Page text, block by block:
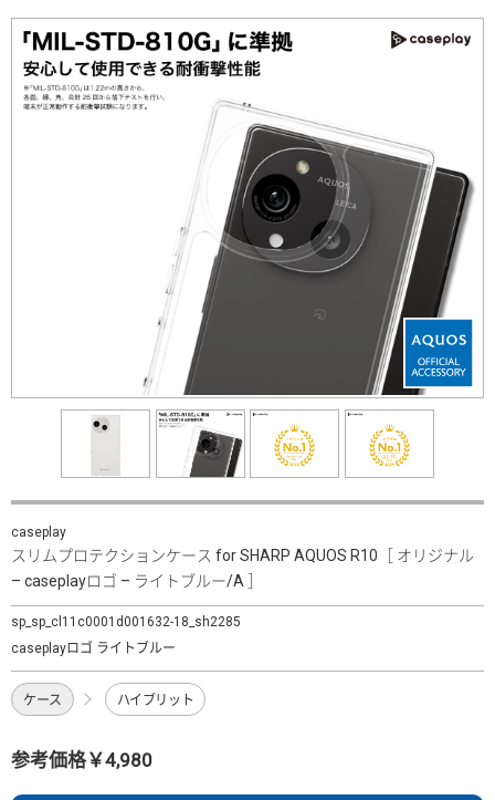
caseplay
スリムプロテクションケース for SHARP AQUOS R10［ オリジナル
– caseplayロゴ – ライトブルー/A ］
sp_sp_cl11c0001d001632-18_sh2285
caseplayロゴ ライトブルー
ケース ハイブリット
参考価格￥4,980